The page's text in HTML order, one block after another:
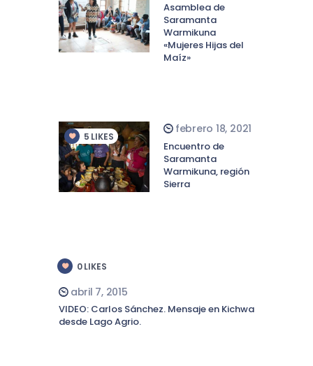
Asamblea de
Saramanta
Warmikuna
«Mujeres Hijas del
Maíz»
5 LIKES
febrero 18, 2021
Encuentro de
Saramanta
Warmikuna, región
Sierra
0 LIKES
abril 7, 2015
VIDEO: Carlos Sánchez. Mensaje en Kichwa
desde Lago Agrio.